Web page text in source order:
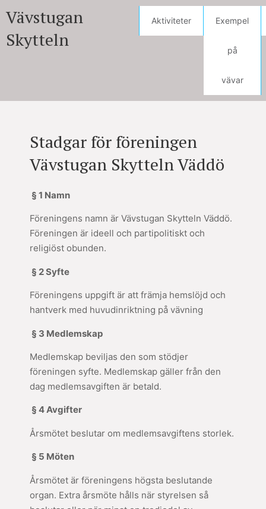
Vävstugan
Skytteln
Aktiviteter Exempel
på
vävar
Stadgar för föreningen
Vävstugan Skytteln Väddö
§ 1 Namn
Föreningens namn är Vävstugan Skytteln Väddö.
Föreningen är ideell och partipolitiskt och
religiöst obunden.
§ 2 Syfte
Föreningens uppgift är att främja hemslöjd och
hantverk med huvudinriktning på vävning
§ 3 Medlemskap
Medlemskap beviljas den som stödjer
föreningen syfte. Medlemskap gäller från den
dag medlemsavgiften är betald.
§ 4 Avgifter
Årsmötet beslutar om medlemsavgiftens storlek.
§ 5 Möten
Årsmötet är föreningens högsta beslutande
organ. Extra årsmöte hålls när styrelsen så